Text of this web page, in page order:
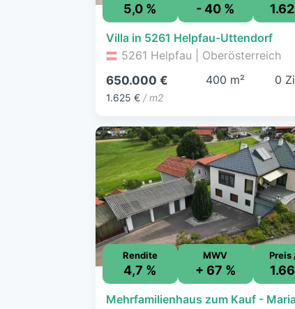
5,0 % - 40 %
Villa in 5261 Helpfau-Uttendorf
5261 Helpfau | Oberösterreich
650.000 €
1.625 € / m2
400 m² 0
Rendite
4,7 %
MWV
+ 67 %
Preis